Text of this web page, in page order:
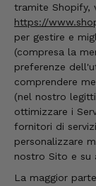
tramite Shopify,
https://
per gestire e
(compresa la
preferenze
comprendere
(nel nostro
ottimizzare i
fornitori di
personalizzare
nostro Sito e su
La maggior